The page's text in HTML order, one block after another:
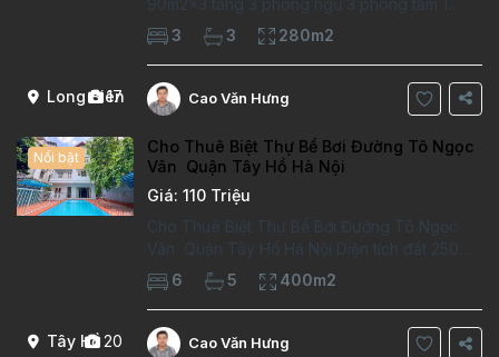
Long Biên
17
phòng làm việc Vị trí ý tưởng 10 phút đi bộ tới
trường việt pháp Ngôi nhà được thiết kế theo
kiểu phát cổ,trong khu dân
3 3 280m2
Cao Văn Hưng
Tây Hồ20
Nổi bật
Cho Thuê Biệt Thự Bể Bơi Đường Tô Ngọc
Vân Quận Tây Hồ Hà Nội
Giá: 110 Triệu
Cho Thuê Biệt Thự Bể Bơi Đường Tô Ngọc
Vân Quận Tây Hồ Hà Nội Diện tích đất 250m2
Diện tích xây dựng 100m2 Xây 4 tầng, 6
phòng ngủ 5 phòng tắm Tầng 1, , phòng
khách , phòng bếp-1wc Tầng 2, 2 phòng
6 5 400m2
Cao Văn Hưng